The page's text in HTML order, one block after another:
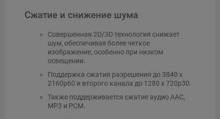
Сжатие и снижение шума
Совершенная 2D/3D технология снижает
шум, обеспечивая более четкое
изображение, особенно при низком
освещении.
Поддержка сжатия разрешения до 3840 x
2160p60 и второго канала до 1280 x 720p30.
Также поддерживается сжатие аудио AAC,
MP3 и PCM.